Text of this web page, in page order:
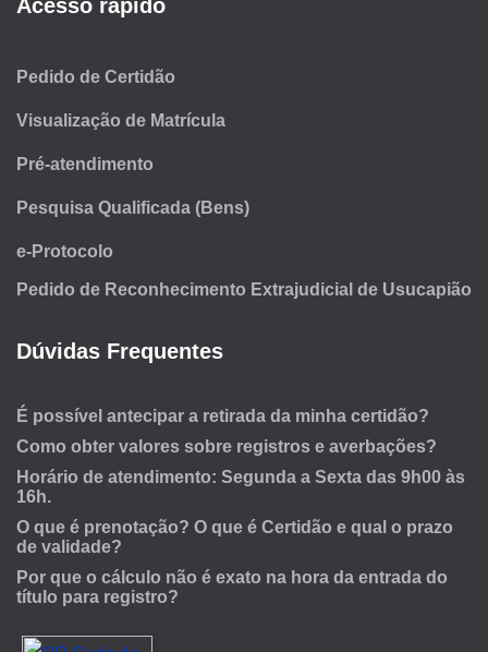
Acesso rápido
Pedido de Certidão
Visualização de Matrícula
Pré-atendimento
Pesquisa Qualificada (Bens)
e-Protocolo
Pedido de Reconhecimento Extrajudicial de Usucapião
Dúvidas Frequentes
É possível antecipar a retirada da minha certidão?
Como obter valores sobre registros e averbações?
Horário de atendimento: Segunda a Sexta das 9h00 às
16h.
O que é prenotação? O que é Certidão e qual o prazo
de validade?
Por que o cálculo não é exato na hora da entrada do
título para registro?